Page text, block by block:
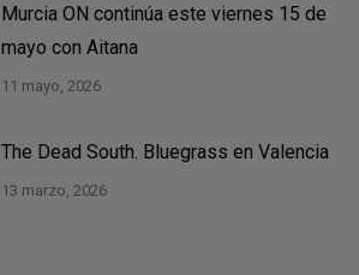
Murcia ON continúa este viernes 15 de
mayo con Aitana
11 mayo, 2026
The Dead South. Bluegrass en Valencia
13 marzo, 2026